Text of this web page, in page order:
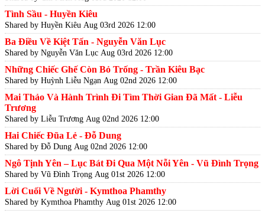
Tình Sầu - Huyền Kiêu
Shared by Huyền Kiêu Aug 03rd 2026 12:00
Ba Điều Về Kiệt Tấn - Nguyễn Văn Lục
Shared by Nguyễn Văn Lục Aug 03rd 2026 12:00
Những Chiếc Ghế Còn Bỏ Trống - Trần Kiêu Bạc
Shared by Huỳnh Liễu Ngạn Aug 02nd 2026 12:00
Mai Thảo Và Hành Trình Đi Tìm Thời Gian Đã Mất - Liễu
Trương
Shared by Liễu Trương Aug 02nd 2026 12:00
Hai Chiếc Đũa Lẻ - Đỗ Dung
Shared by Đỗ Dung Aug 02nd 2026 12:00
Ngô Tịnh Yên – Lục Bát Đi Qua Một Nỗi Yên - Vũ Đình Trọng
Shared by Vũ Đình Trọng Aug 01st 2026 12:00
Lời Cuối Về Người - Kymthoa Phamthy
Shared by Kymthoa Phamthy Aug 01st 2026 12:00